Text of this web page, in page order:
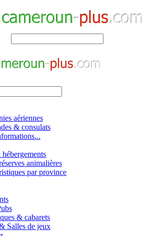
aériennes
& consulats
animalières
par province
& cabarets
Salles de jeux